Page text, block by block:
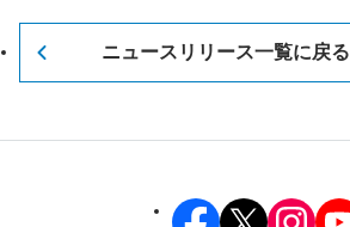
ニュースリリース一覧に戻る